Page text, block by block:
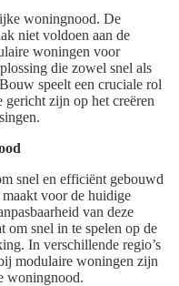
woningnood. De
niet voldoen aan de
woningen voor
die zowel snel als
speelt een cruciale rol
zijn op het creëren
snel en efficiënt gebouwd
voor de huidige
van deze
om snel in te spelen op de
In verschillende regio’s
modulaire woningen zijn
woningnood.